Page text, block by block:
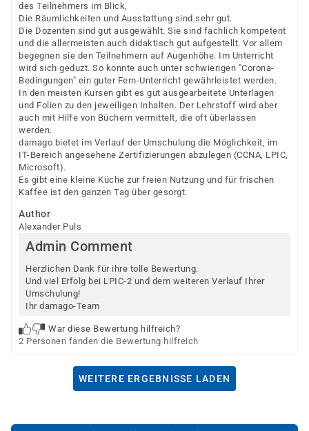
des Teilnehmers im Blick,
Die Räumlichkeiten und Ausstattung sind sehr gut.
Die Dozenten sind gut ausgewählt. Sie sind fachlich kompetent
und die allermeisten auch didaktisch gut aufgestellt. Vor allem
begegnen sie den Teilnehmern auf Augenhöhe. Im Unterricht
wird sich geduzt. So konnte auch unter schwierigen "Corona-
Bedingungen" ein guter Fern-Unterricht gewährleistet werden.
In den meisten Kursen gibt es gut ausgearbeitete Unterlagen
und Folien zu den jeweiligen Inhalten. Der Lehrstoff wird aber
auch mit Hilfe von Büchern vermittelt, die oft überlassen
werden.
damago bietet im Verlauf der Umschulung die Möglichkeit, im
IT-Bereich angesehene Zertifizierungen abzulegen (CCNA, LPIC,
Microsoft).
Es gibt eine kleine Küche zur freien Nutzung und für frischen
Kaffee ist den ganzen Tag über gesorgt.
Author
Alexander Puls
Admin Comment
Herzlichen Dank für ihre tolle Bewertung.
Und viel Erfolg bei LPIC-2 und dem weiteren Verlauf Ihrer
Umschulung!
Ihr damago-Team
War diese Bewertung hilfreich?
2 Personen fanden die Bewertung hilfreich
WEITERE ERGEBNISSE LADEN